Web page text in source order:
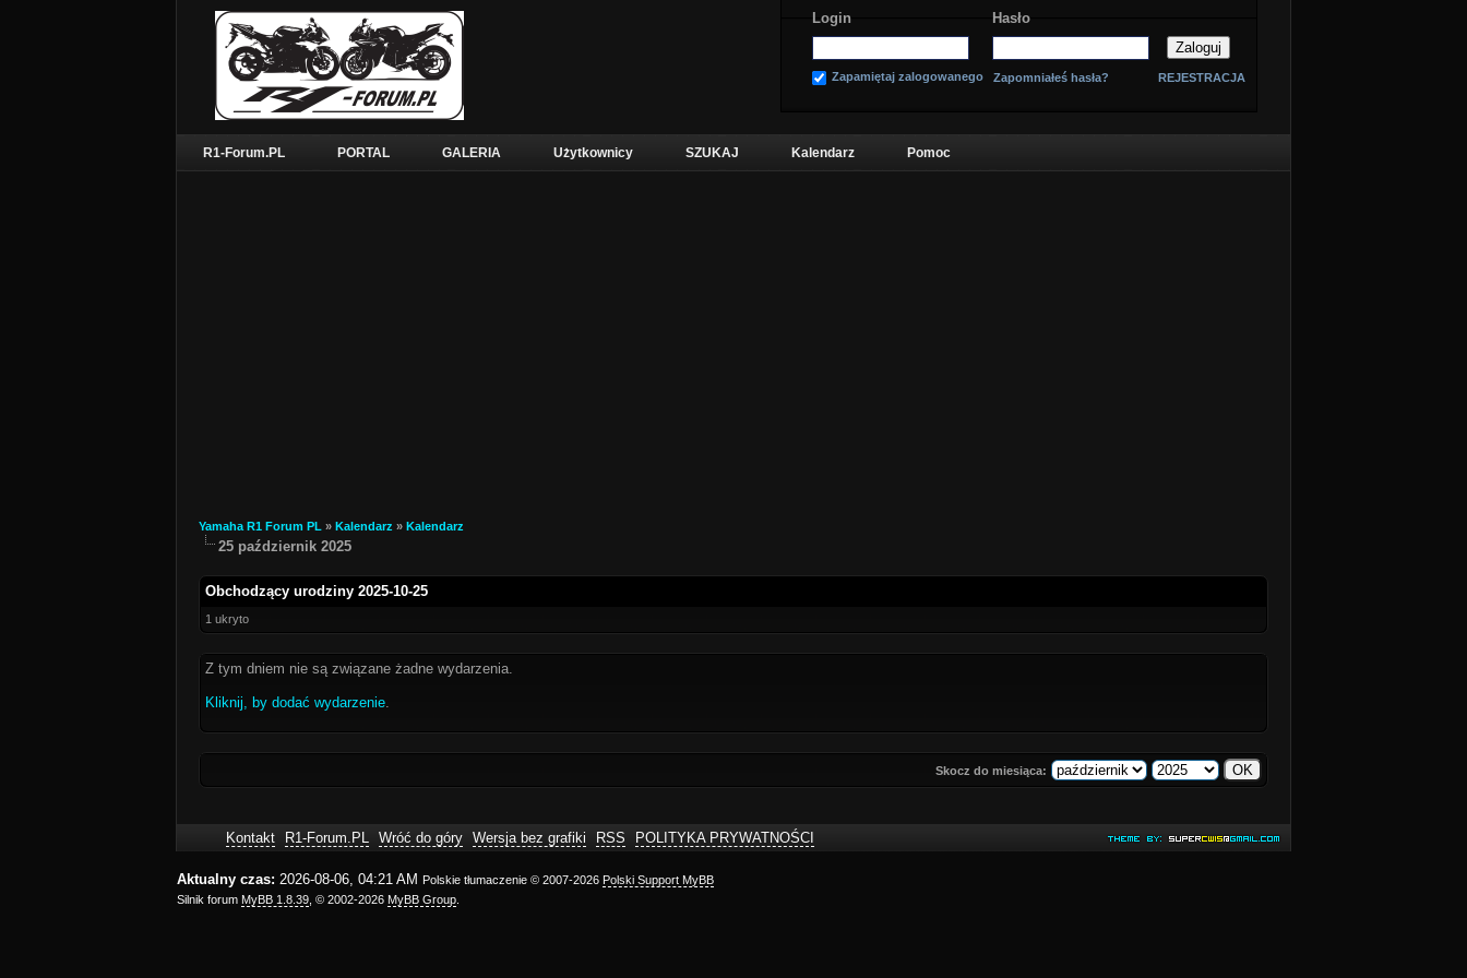
Login Hasło
Zapamiętaj zalogowanego Zapomniałeś hasła? REJESTRACJA
R1-Forum.PL PORTAL GALERIA Użytkownicy SZUKAJ Kalendarz Pomoc
Yamaha R1 Forum PL » Kalendarz » Kalendarz
25 październik 2025
Obchodzący urodziny 2025-10-25
1 ukryto
Z tym dniem nie są związane żadne wydarzenia.
Kliknij, by dodać wydarzenie.
Skocz do miesiąca:
Kontakt R1-Forum.PL Wróć do góry Wersja bez grafiki RSS POLITYKA PRYWATNOŚCI
Aktualny czas: 2026-08-06, 04:21 AM Polskie tłumaczenie © 2007-2026 Polski Support MyBB
Silnik forum MyBB 1.8.39 , © 2002-2026 MyBB Group